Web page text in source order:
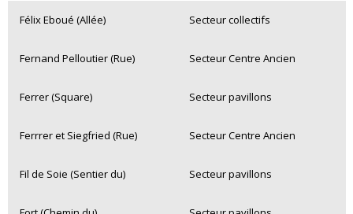
Félix Eboué (Allée) Secteur collectifs
Fernand Pelloutier (Rue) Secteur Centre Ancien
Ferrer (Square) Secteur pavillons
Ferrrer et Siegfried (Rue) Secteur Centre Ancien
Fil de Soie (Sentier du) Secteur pavillons